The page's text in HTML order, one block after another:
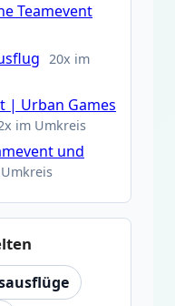
Teamevent
20x im
| Urban Games
im Umkreis
und